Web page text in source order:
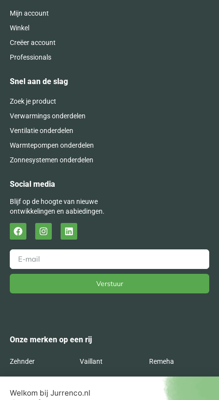
Mijn account
Winkel
Creëer account
Professionals
Snel aan de slag
Zoek je product
Verwarmings onderdelen
Ventilatie onderdelen
Warmtepompen onderdelen
Zonnesystemen onderdelen
Social media
Blijf op de hoogte van nieuwe
ontwikkelingen en aabiedingen.
Verstuur
Onze merken op een rij
Zehnder Vaillant Remeha